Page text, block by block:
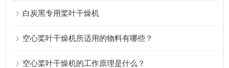
白炭黑专用桨叶干燥机
空心桨叶干燥机所适用的物料有哪些？
空心桨叶干燥机的工作原理是什么？